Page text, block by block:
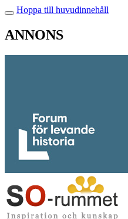
Hoppa till huvudinnehåll
ANNONS